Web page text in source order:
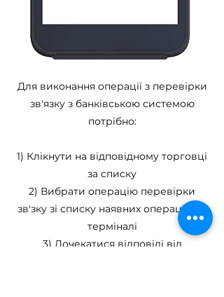
Для виконання операції з перевірки
зв'язку з банківською системою
потрібно:
1) Клікнути на відповідному торговці
за списку
2) Вибрати операцію перевірки
зв'зку зі списку наявних операцій на
терміналі
3) Дочекатися відповіді від